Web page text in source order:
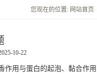
您现在的位置: 网站首页
10-22
作用与蛋白的起泡、黏合作